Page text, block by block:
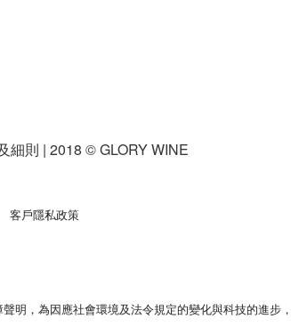
細則 | 2018 © GLORY WINE
客戶隱私政策
明，為因應社會環境及法令規定的變化與科技的進步